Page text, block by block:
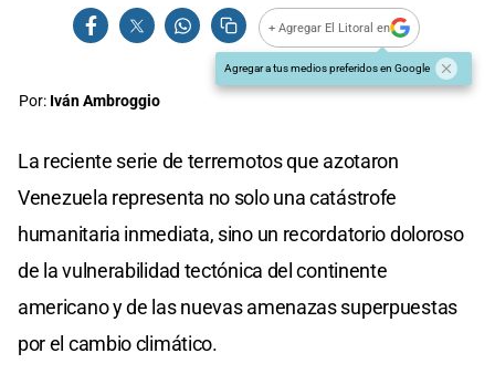
+ Agregar El Litoral en
Agregar a tus medios preferidos en Google
Por: Iván Ambroggio
La reciente serie de terremotos que azotaron
Venezuela representa no solo una catástrofe
humanitaria inmediata, sino un recordatorio doloroso
de la vulnerabilidad tectónica del continente
americano y de las nuevas amenazas superpuestas
por el cambio climático.